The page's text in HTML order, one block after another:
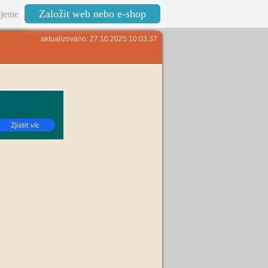
Založit web nebo e-shop
aktualizováno: 27.10.2025 10:03:37